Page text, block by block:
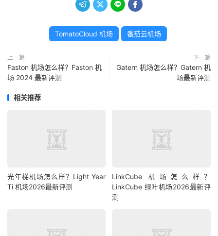
   
TomatoCloud 机场 番茄云机场
上一篇
Faston 机场怎么样？Faston 机
场 2024 最新评测
下一篇
Gatern 机场怎么样？Gatern 机
场最新评测
相关推荐
光年梯机场怎么样？Light Year
Ti 机场2026最新评测
LinkCube 机场怎么样？
LinkCube 绿叶机场2026最新评
测